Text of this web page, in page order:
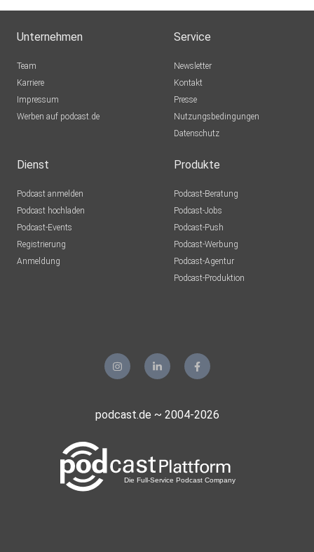
Unternehmen
Team
Karriere
Impressum
Werben auf podcast.de
Service
Newsletter
Kontakt
Presse
Nutzungsbedingungen
Datenschutz
Dienst
Podcast anmelden
Podcast hochladen
Podcast-Events
Registrierung
Anmeldung
Produkte
Podcast-Beratung
Podcast-Jobs
Podcast-Push
Podcast-Werbung
Podcast-Agentur
Podcast-Produktion
podcast.de ~ 2004-2026